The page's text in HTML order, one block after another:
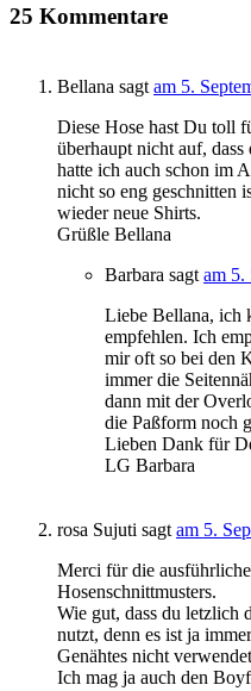
25 Kommentare
Bellana sagt am 5.
Diese Hose hast Du toll
überhaupt nicht auf,
hatte ich auch schon im
nicht so eng geschnitten
wieder neue Shirts.
Grüßle Bellana
Barbara sagt am 5.
Liebe Bellana, ich
empfehlen. Ich
mir oft so bei den
immer die
dann mit der
die Paßform noch
Lieben Dank für
LG Barbara
rosa Sujuti sagt am 5.
Merci für die
Hosenschnittmusters.
Wie gut, dass du letzlich
nutzt, denn es ist ja
Genähtes nicht
Ich mag ja auch den